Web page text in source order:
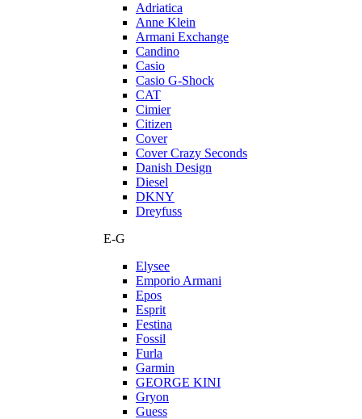
Adriatica
Anne Klein
Armani Exchange
Candino
Casio
Casio G-Shock
CAT
Cimier
Citizen
Cover
Cover Crazy Seconds
Danish Design
Diesel
DKNY
Dreyfuss
E-G
Elysee
Emporio Armani
Epos
Esprit
Festina
Fossil
Furla
Garmin
GEORGE KINI
Gryon
Guess